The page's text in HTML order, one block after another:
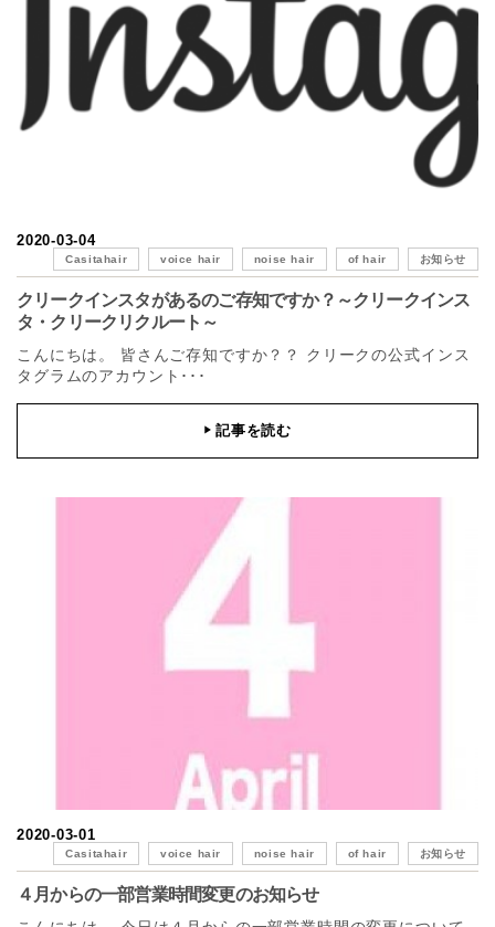
2020-03-04
Casitahair voice hair noise hair of hair お知らせ
クリークインスタがあるのご存知ですか？～クリークインス
タ・クリークリクルート～
こんにちは。 皆さんご存知ですか？？ クリークの公式インス
タグラムのアカウント･･･
▶記事を読む
2020-03-01
Casitahair voice hair noise hair of hair お知らせ
４月からの一部営業時間変更のお知らせ